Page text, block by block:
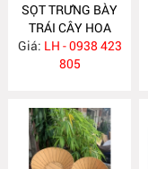
SỌT TRƯNG BÀY
TRÁI CÂY HOA
QUẢ NH180
Giá: LH - 0938 423
805